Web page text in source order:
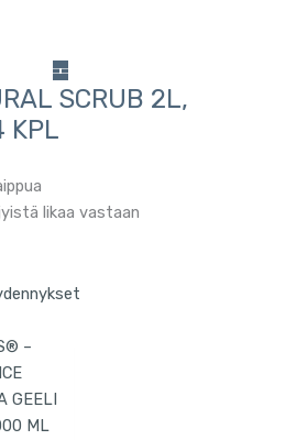
SCRUB 2L,
KPL
likaa vastaan